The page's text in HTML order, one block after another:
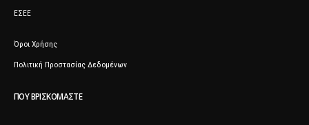
ΕΣΕΕ
Όροι Χρήσης
Πολιτική Προστασίας Δεδομένων
ΠΟΥ ΒΡΙΣΚΌΜΑΣΤΕ